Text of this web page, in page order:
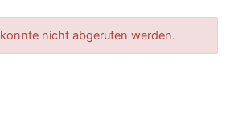
nicht abgerufen werden.